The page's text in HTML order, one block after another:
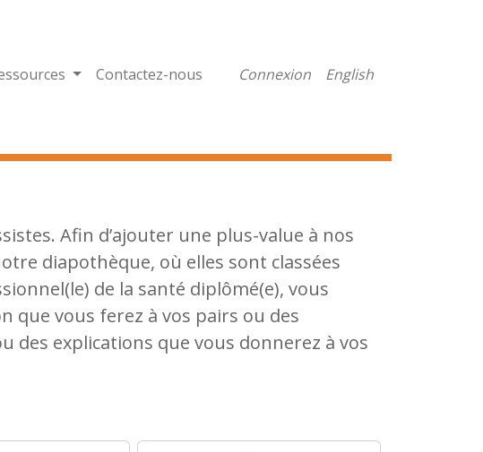
Contactez-nous Connexion English
Afin d’ajouter une plus-value à nos
diapothèque, où elles sont classées
de la santé diplômé(e), vous
que vous ferez à vos pairs ou des
des explications que vous donnerez à vos